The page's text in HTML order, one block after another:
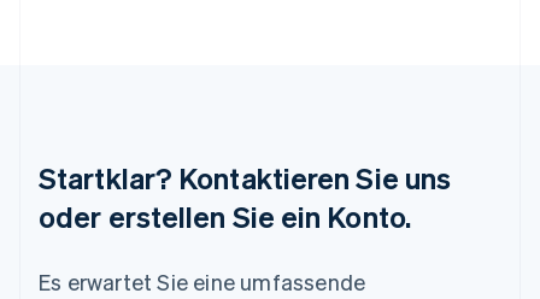
Startklar? Kontaktieren Sie uns
oder erstellen Sie ein Konto.
Es erwartet Sie eine umfassende
English
EspañolEnglish
English